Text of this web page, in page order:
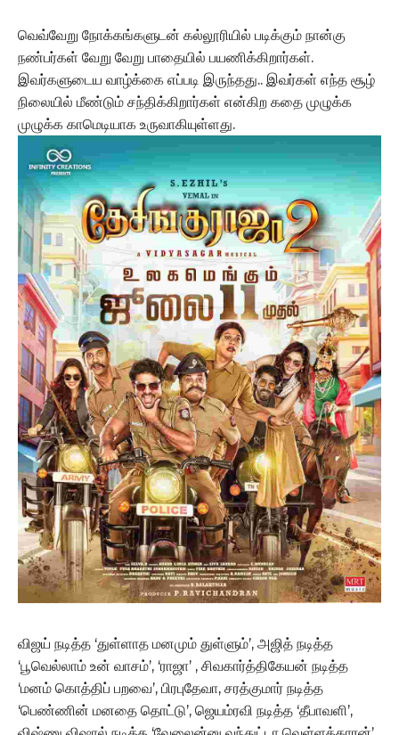
வெவ்வேறு நோக்கங்களுடன் கல்லூரியில் படிக்கும் நான்கு
நண்பர்கள் வேறு வேறு பாதையில் பயணிக்கிறார்கள்.
இவர்களுடைய வாழ்க்கை எப்படி இருந்தது.. இவர்கள் எந்த சூழ்
நிலையில் மீண்டும் சந்திக்கிறார்கள் என்கிற கதை முழுக்க
முழுக்க காமெடியாக உருவாகியுள்ளது.
விஜய் நடித்த ‘துள்ளாத மனமும் துள்ளும்’, அஜித் நடித்த
‘பூவெல்லாம் உன் வாசம்’, ‘ராஜா’ , சிவகார்த்திகேயன் நடித்த
‘மனம் கொத்திப் பறவை’, பிரபுதேவா, சரத்குமார் நடித்த
‘பெண்ணின் மனதை தொட்டு’, ஜெயம்ரவி நடித்த ‘தீபாவளி’,